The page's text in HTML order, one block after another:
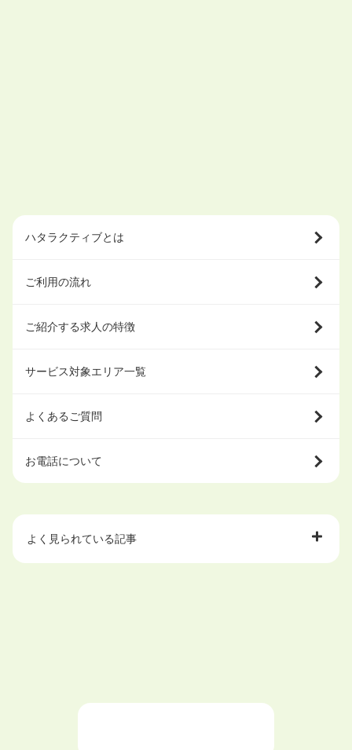
ハタラクティブとは
ご利用の流れ
ご紹介する求人の特徴
サービス対象エリア一覧
よくあるご質問
お電話について
よく見られている記事